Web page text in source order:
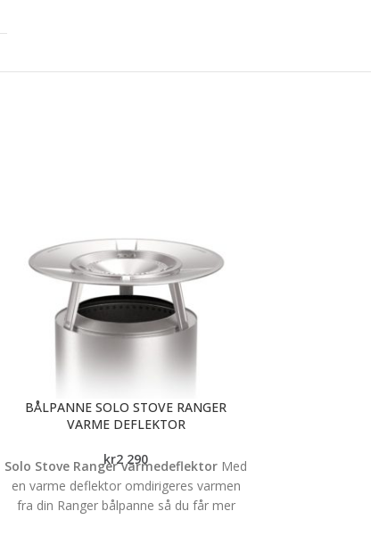
BÅLPANNE SOLO STOVE RANGER
VARME DEFLEKTOR
kr2 290
Solo Stove Ranger varmedeflektor Med
en varme deflektor omdirigeres varmen
fra din Ranger bålpanne så du får mer